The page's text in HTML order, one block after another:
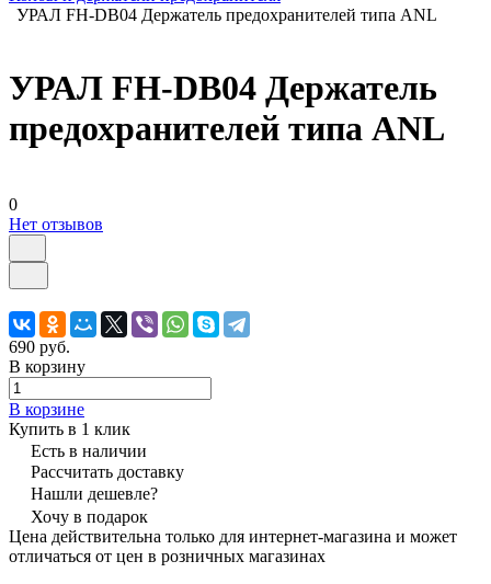
УРАЛ FH-DB04 Держатель предохранителей типа ANL
УРАЛ FH-DB04 Держатель
предохранителей типа ANL
0
Нет отзывов
690 руб.
В корзину
В корзине
Купить в 1 клик
Есть в наличии
Рассчитать доставку
Нашли дешевле?
Хочу в подарок
Цена действительна только для интернет-магазина и может
отличаться от цен в розничных магазинах